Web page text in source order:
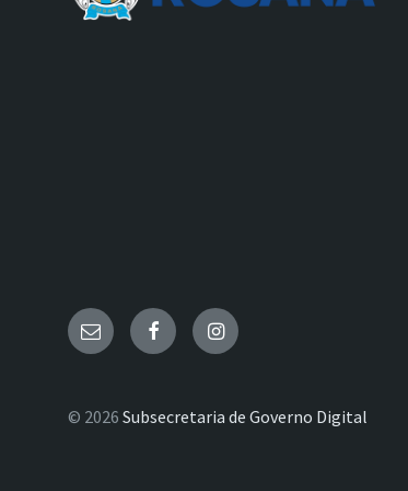
E- FacebookInstagram
© 2026 Subsecretaria de Governo Digital